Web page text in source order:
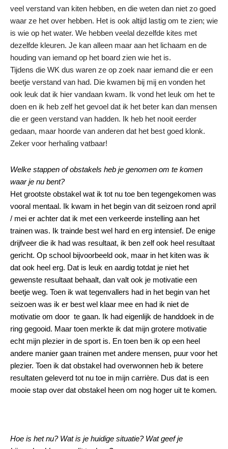
veel verstand van kiten hebben, en die weten dan niet zo goed
waar ze het over hebben. Het is ook altijd lastig om te zien; wie
is wie op het water. We hebben veelal dezelfde kites met
dezelfde kleuren. Je kan alleen maar aan het lichaam en de
houding van iemand op het board zien wie het is.
Tijdens die WK dus waren ze op zoek naar iemand die er een
beetje verstand van had. Die kwamen bij mij en vonden het
ook leuk dat ik hier vandaan kwam. Ik vond het leuk om het te
doen en ik heb zelf het gevoel dat ik het beter kan dan mensen
die er geen verstand van hadden. Ik heb het nooit eerder
gedaan, maar hoorde van anderen dat het best goed klonk.
Zeker voor herhaling vatbaar!
Welke stappen of obstakels heb je genomen om te komen
waar je nu bent?
Het grootste obstakel wat ik tot nu toe ben tegengekomen was
vooral mentaal. Ik kwam in het begin van dit seizoen rond april
/ mei er achter dat ik met een verkeerde instelling aan het
trainen was. Ik trainde best wel hard en erg intensief. De enige
drijfveer die ik had was resultaat, ik ben zelf ook heel resultaat
gericht. Op school bijvoorbeeld ook, maar in het kiten was ik
dat ook heel erg. Dat is leuk en aardig totdat je niet het
gewenste resultaat behaalt, dan valt ook je motivatie een
beetje weg. Toen ik wat tegenvallers had in het begin van het
seizoen was ik er best wel klaar mee en had ik niet de
motivatie om door te gaan. Ik had eigenlijk de handdoek in de
ring gegooid. Maar toen merkte ik dat mijn grotere motivatie
echt mijn plezier in de sport is. En toen ben ik op een heel
andere manier gaan trainen met andere mensen, puur voor het
plezier. Toen ik dat obstakel had overwonnen heb ik betere
resultaten geleverd tot nu toe in mijn carrière. Dus dat is een
mooie stap over dat obstakel heen om nog hoger uit te komen.
Hoe is het nu? Wat is je huidige situatie? Wat geef je